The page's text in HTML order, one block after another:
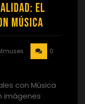
El
Música
0
con Música
imágenes